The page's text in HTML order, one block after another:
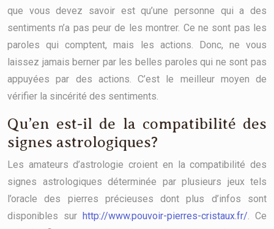
que vous devez savoir est qu’une personne qui a des
sentiments n’a pas peur de les montrer. Ce ne sont pas les
paroles qui comptent, mais les actions. Donc, ne vous
laissez jamais berner par les belles paroles qui ne sont pas
appuyées par des actions. C’est le meilleur moyen de
vérifier la sincérité des sentiments.
Qu’en est-il de la compatibilité des
signes astrologiques?
Les amateurs d’astrologie croient en la compatibilité des
signes astrologiques déterminée par plusieurs jeux tels
l’oracle des pierres précieuses dont plus d’infos sont
disponibles sur http://www.pouvoir-pierres-cristaux.fr/. Ce